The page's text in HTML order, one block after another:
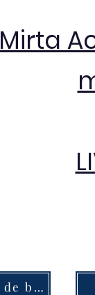
Mirta
Couvercle de bouton